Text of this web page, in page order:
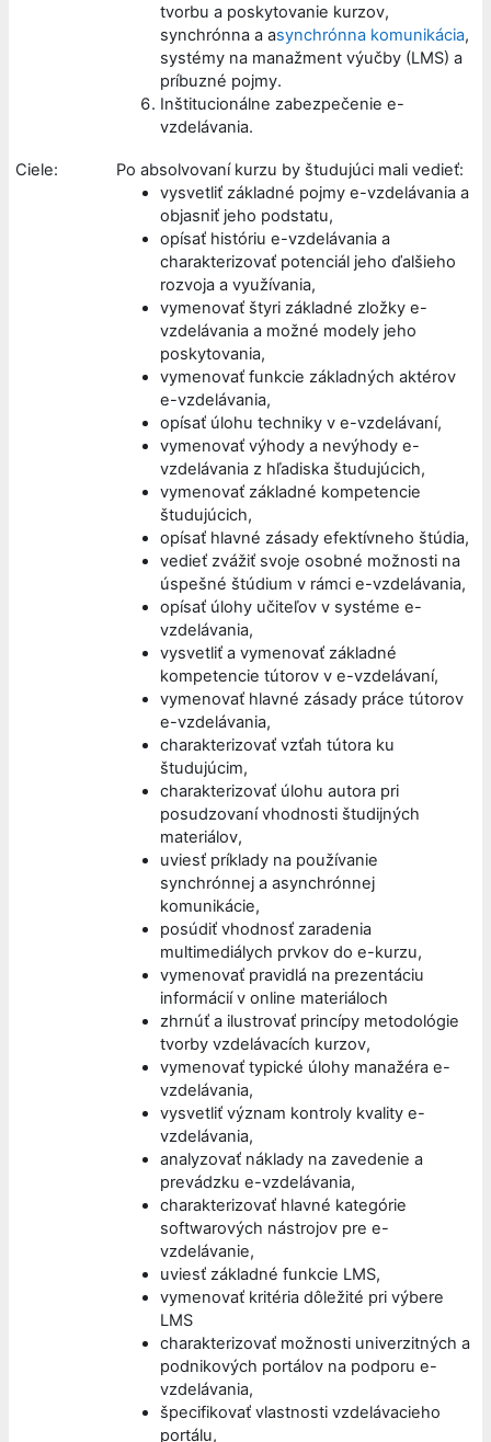
tvorbu a poskytovanie kurzov,
synchrónna a asynchrónna komunikácia,
systémy na manažment výučby (LMS) a
príbuzné pojmy.
Inštitucionálne zabezpečenie e-
vzdelávania.
Ciele:
Po absolvovaní kurzu by študujúci mali vedieť:
vysvetliť základné pojmy e-vzdelávania a
objasniť jeho podstatu,
opísať históriu e-vzdelávania a
charakterizovať potenciál jeho ďalšieho
rozvoja a využívania,
vymenovať štyri základné zložky e-
vzdelávania a možné modely jeho
poskytovania,
vymenovať funkcie základných aktérov
e-vzdelávania,
opísať úlohu techniky v e-vzdelávaní,
vymenovať výhody a nevýhody e-
vzdelávania z hľadiska študujúcich,
vymenovať základné kompetencie
študujúcich,
opísať hlavné zásady efektívneho štúdia,
vedieť zvážiť svoje osobné možnosti na
úspešné štúdium v rámci e-vzdelávania,
opísať úlohy učiteľov v systéme e-
vzdelávania,
vysvetliť a vymenovať základné
kompetencie tútorov v e-vzdelávaní,
vymenovať hlavné zásady práce tútorov
e-vzdelávania,
charakterizovať vzťah tútora ku
študujúcim,
charakterizovať úlohu autora pri
posudzovaní vhodnosti študijných
materiálov,
uviesť príklady na používanie
synchrónnej a asynchrónnej
komunikácie,
posúdiť vhodnosť zaradenia
multimediálych prvkov do e-kurzu,
vymenovať pravidlá na prezentáciu
informácií v online materiáloch
zhrnúť a ilustrovať princípy metodológie
tvorby vzdelávacích kurzov,
vymenovať typické úlohy manažéra e-
vzdelávania,
vysvetliť význam kontroly kvality e-
vzdelávania,
analyzovať náklady na zavedenie a
prevádzku e-vzdelávania,
charakterizovať hlavné kategórie
softwarových nástrojov pre e-
vzdelávanie,
uviesť základné funkcie LMS,
vymenovať kritéria dôležité pri výbere
LMS
charakterizovať možnosti univerzitných a
podnikových portálov na podporu e-
vzdelávania,
špecifikovať vlastnosti vzdelávacieho
portálu,